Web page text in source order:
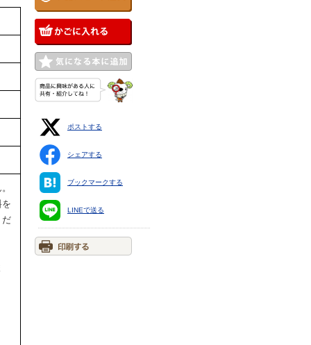
だ
ポストする
シェアする
ブックマークする
LINEで送る